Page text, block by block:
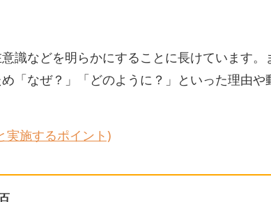
識などを明らかにすることに長けています。
「なぜ？」「どのように？」といった理由や
実施するポイント)